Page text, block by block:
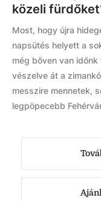
közeli
Most, hogy újra
napsütés helyett a
még bőven van
vészelve át a
messzire mennetek,
legpöpecebb